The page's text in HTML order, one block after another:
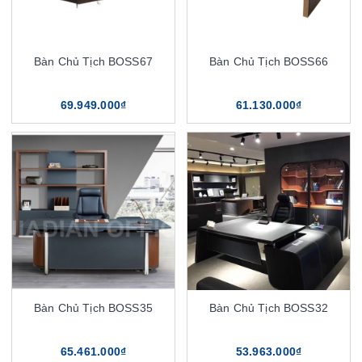
Bàn Chủ Tịch BOSS67
69.949.000₫
Bàn Chủ Tịch BOSS66
61.130.000₫
Bàn Chủ Tịch BOSS35
65.461.000₫
Bàn Chủ Tịch BOSS32
53.963.000₫